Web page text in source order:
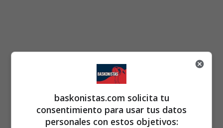
baskonistas.com solicita tu
consentimiento para usar tus datos
personales con estos objetivos: